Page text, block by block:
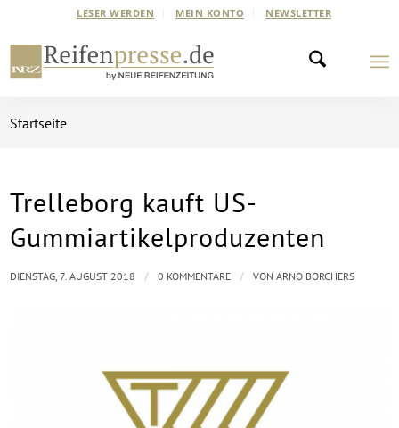
LESER WERDEN MEIN KONTO NEWSLETTER
Startseite
Trelleborg kauft US-
Gummiartikelproduzenten
DIENSTAG, 7. AUGUST 2018 / 0 KOMMENTARE / VONARNO BORCHERS